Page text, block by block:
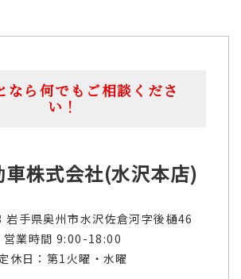
なら何でもご相談くださ
い！
車株式会社(水沢本店)
手県奥州市水沢佐倉河字後樋46
営業時間 9:00-18:00
休日：第1火曜・水曜